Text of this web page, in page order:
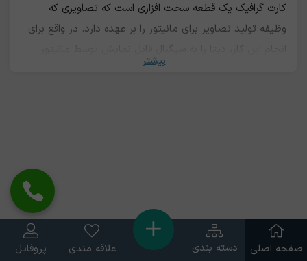
کارت گرافیک یک قطعه سخت افزاری است که تصاویری که
وظیفه تولید تصاویر برای مانیتور را بر عهده دارد. در واقع برای
تبدیل می کند. کیفیت تصاویر به کیفیت کارت گرافیک بستگی
بیشتر
صفحه اصلی دسته بندی علاقه مندی پروفایل